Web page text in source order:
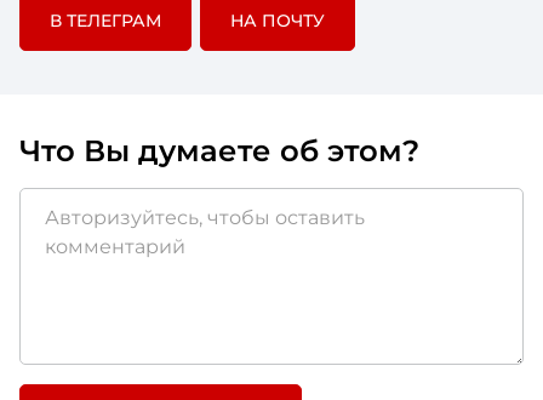
В ТЕЛЕГРАМ НА ПОЧТУ
Что Вы думаете об этом?